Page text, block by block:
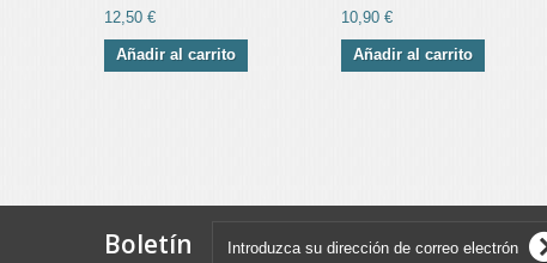
12,50 €
Añadir al carrito
10,90 €
Añadir al carrito
Boletín